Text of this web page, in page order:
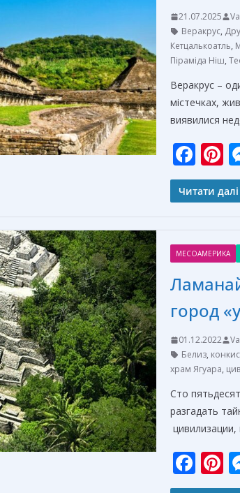
21.07.2025
Веракрус,
Кетцалькоатль,
Піраміда Ніш,
Веракрус –
містечках,
виявилися
F
ac
e
o
o
k
Читати далі
МЕСОАМЕРИКА
город
01.12.2022
Белиз,
храм Ягуара,
Сто
разгадать
F
ac